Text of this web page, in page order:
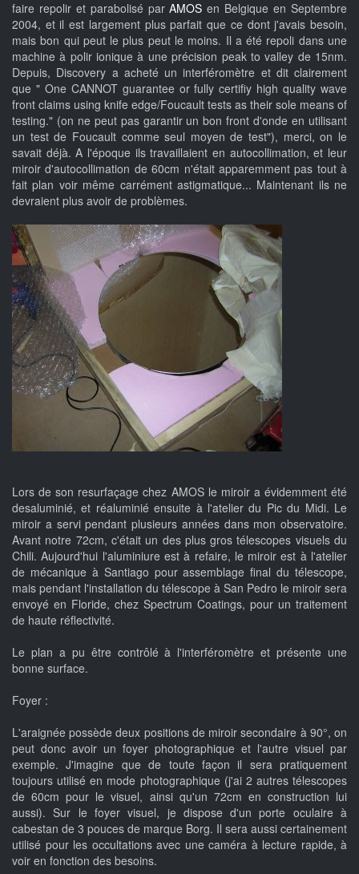
faire repolir et parabolisé parAMOS en Belgique en Septembre
2004, et il est largement plus parfait que ce dont j'avais besoin,
mais bon qui peut le plus peut le moins. Il a été repoli dans une
machine à polir ionique à une précision peak to valley de 15nm.
Depuis, Discovery a acheté un interféromètre et dit clairement
que " One CANNOT guarantee or fully certifiy high quality wave
front claims using knife edge/Foucault tests as their sole means of
testing." (on ne peut pas garantir un bon front d'onde en utilisant
un test de Foucault comme seul moyen de test"), merci, on le
savait déjà. A l'époque ils travaillaient en autocollimation, et leur
miroir d'autocollimation de 60cm n'était apparemment pas tout à
fait plan voir même carrément astigmatique... Maintenant ils ne
devraient plus avoir de problèmes.
Lors de son resurfaçage chez AMOS le miroir a évidemment été
desaluminié, et réaluminié ensuite à l'atelier du Pic du Midi. Le
miroir a servi pendant plusieurs années dans mon observatoire.
Avant notre 72cm, c'était un des plus gros télescopes visuels du
Chili. Aujourd'hui l'aluminiure est à refaire, le miroir est à l'atelier
de mécanique à Santiago pour assemblage final du télescope,
mais pendant l'installation du télescope à San Pedro le miroir sera
envoyé en Floride, chez Spectrum Coatings, pour un traitement
de haute réflectivité.
Le plan a pu être contrôlé à l'interféromètre et présente une
bonne surface.
Foyer :
L'araignée possède deux positions de miroir secondaire à 90°, on
peut donc avoir un foyer photographique et l'autre visuel par
exemple. J'imagine que de toute façon il sera pratiquement
toujours utilisé en mode photographique (j'ai 2 autres télescopes
de 60cm pour le visuel, ainsi qu'un 72cm en construction lui
aussi). Sur le foyer visuel, je dispose d'un porte oculaire à
cabestan de 3 pouces de marque Borg. Il sera aussi certainement
utilisé pour les occultations avec une caméra à lecture rapide, à
voir en fonction des besoins.